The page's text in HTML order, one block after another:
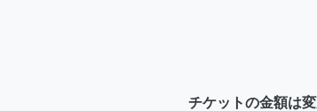
チケットの金額は